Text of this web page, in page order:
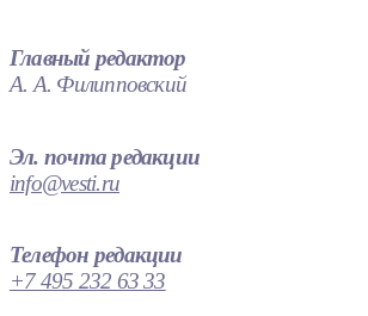
Главный редактор
А. А. Филипповский
Эл. почта редакции
info@vesti.ru
Телефон редакции
+7 495 232 63 33